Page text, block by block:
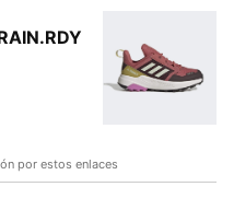
por estos enlaces